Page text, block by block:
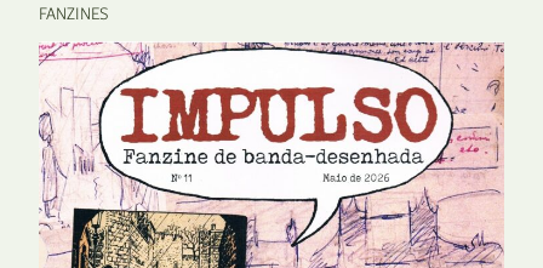
FANZINES